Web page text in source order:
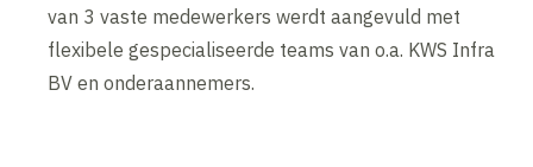
van 3 vaste medewerkers werdt aangevuld met
flexibele gespecialiseerde teams van o.a. KWS Infra
BV en onderaannemers.